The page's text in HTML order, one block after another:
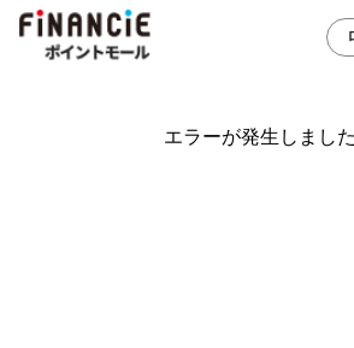
エラーが発生しました